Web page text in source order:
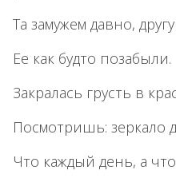
Та замужем давно,
Ее как будто позабыли.
Закралась грусть в
Посмотришь: зеркало
Что каждый день, а